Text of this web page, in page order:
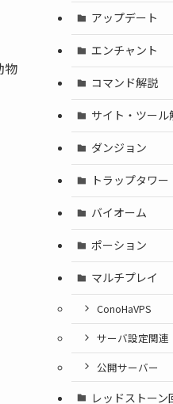
物
アップデート
エンチャント
コマンド解説
サイト・ツール
ダンジョン
トラップタワー
バイオーム
ポーション
マルチプレイ
ConoHaVPS
サーバ設定関連
公開サーバー
レッドストーン